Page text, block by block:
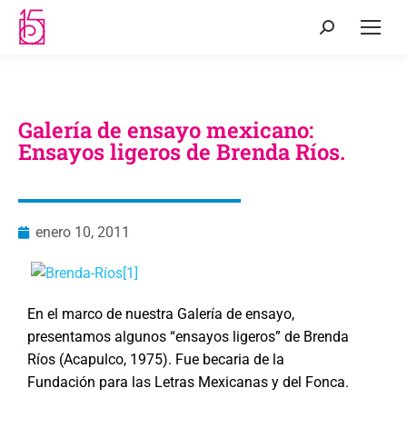
Galería de ensayo mexicano:
Ensayos ligeros de Brenda Ríos.
enero 10, 2011
En el marco de nuestra Galería de ensayo,
presentamos algunos “ensayos ligeros” de Brenda
Ríos (Acapulco, 1975). Fue becaria de la
Fundación para las Letras Mexicanas y del Fonca.